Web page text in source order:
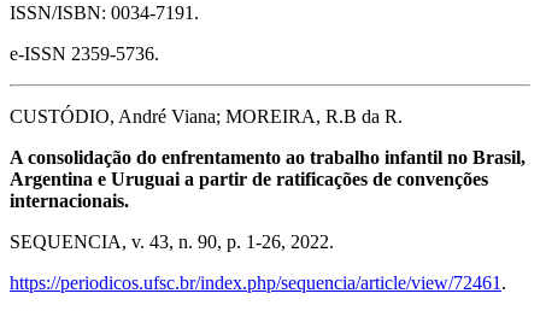
ISSN/ISBN: 0034-7191.
e-ISSN 2359-5736.
CUSTÓDIO, André Viana; MOREIRA, R.B da R.
A consolidação do enfrentamento ao trabalho infantil no Brasil,
Argentina e Uruguai a partir de ratificações de convenções
internacionais.
SEQUENCIA, v. 43, n. 90, p. 1-26, 2022.
https://periodicos.ufsc.br/index.php/sequencia/article/view/72461 .